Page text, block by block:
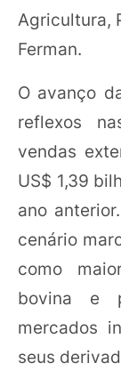
Agricultura,
Ferman.
O avanço
reflexos
vendas
US$ 1,39
ano
cenário
como
bovina e
mercados
seus